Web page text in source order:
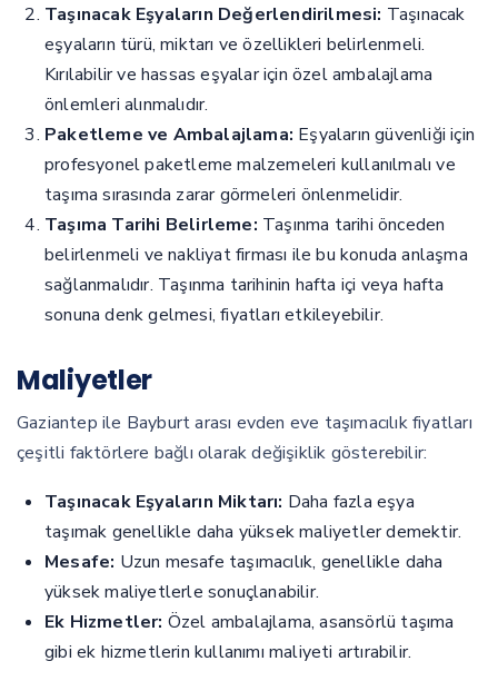
Taşınacak Eşyaların Değerlendirilmesi: Taşınacak
eşyaların türü, miktarı ve özellikleri belirlenmeli.
Kırılabilir ve hassas eşyalar için özel ambalajlama
önlemleri alınmalıdır.
Paketleme ve Ambalajlama: Eşyaların güvenliği için
profesyonel paketleme malzemeleri kullanılmalı ve
taşıma sırasında zarar görmeleri önlenmelidir.
Taşıma Tarihi Belirleme: Taşınma tarihi önceden
belirlenmeli ve nakliyat firması ile bu konuda anlaşma
sağlanmalıdır. Taşınma tarihinin hafta içi veya hafta
sonuna denk gelmesi, fiyatları etkileyebilir.
Maliyetler
Gaziantep ile Bayburt arası evden eve taşımacılık fiyatları
çeşitli faktörlere bağlı olarak değişiklik gösterebilir:
Taşınacak Eşyaların Miktarı: Daha fazla eşya
taşımak genellikle daha yüksek maliyetler demektir.
Mesafe: Uzun mesafe taşımacılık, genellikle daha
yüksek maliyetlerle sonuçlanabilir.
Ek Hizmetler: Özel ambalajlama, asansörlü taşıma
gibi ek hizmetlerin kullanımı maliyeti artırabilir.